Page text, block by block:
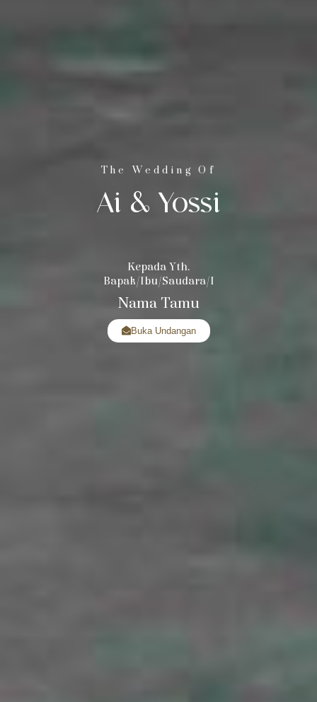
The Wedding Of
Ai & Yossi
Kepada Yth.
Bapak/Ibu/Saudara/i
Nama Tamu
Buka Undangan